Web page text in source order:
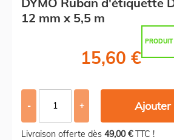
12 mm x 5,5 m
15,60 €
- +
Livraison offerte dès 49,00 €TTC !